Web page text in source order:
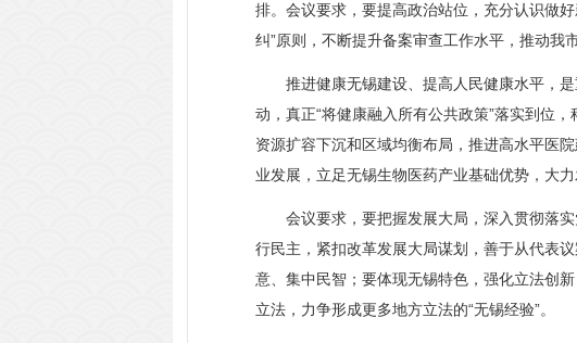
排。会议要求，要提高政治站位，充分认识做
纠”原则，不断提升备案审查工作水平，推动我
推进健康无锡建设、提高人民健康水平，是
动，真正“将健康融入所有公共政策”落实到位
资源扩容下沉和区域均衡布局，推进高水平医
业发展，立足无锡生物医药产业基础优势，大
会议要求，要把握发展大局，深入贯彻落实
行民主，紧扣改革发展大局谋划，善于从代表
意、集中民智；要体现无锡特色，强化立法创
立法，力争形成更多地方立法的“无锡经验”。